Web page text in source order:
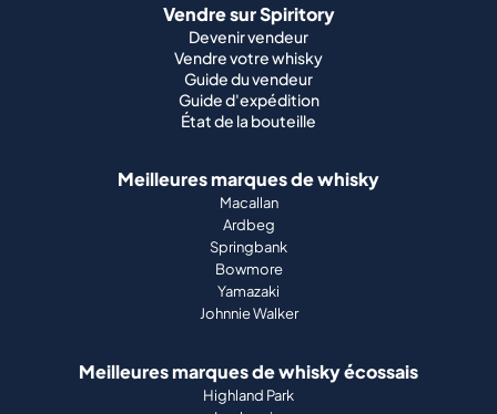
Meilleures marques de whisky
Macallan
Ardbeg
Springbank
Bowmore
Johnnie Walker
Meilleures marques de whisky écossais
Highland Park
Laphroaig
Glenfiddich
Lagavulin
Glenmorangie